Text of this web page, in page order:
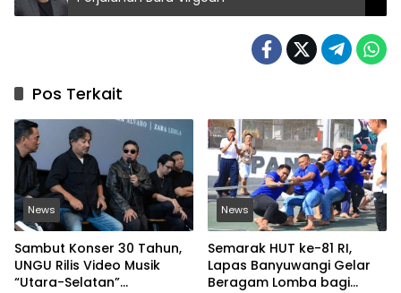
Pos Terkait
News
Sambut Konser 30 Tahun,
UNGU Rilis Video Musik
“Utara-Selatan”
News
Semarak HUT ke-81 RI,
Lapas Banyuwangi Gelar
Beragam Lomba bagi